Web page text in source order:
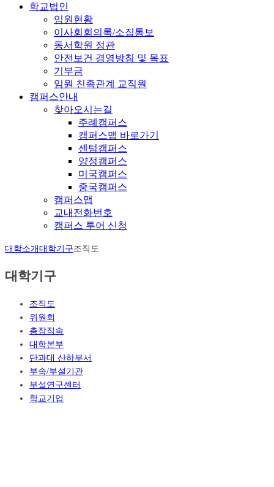
학교법인
임원현황
이사회회의록/소집통보
동서학원 정관
안전보건 경영방침 및 목표
기부금
임원 친족관계 교직원
캠퍼스안내
찾아오시는길
주례캠퍼스
캠퍼스맵 바로가기
센텀캠퍼스
양정캠퍼스
미국캠퍼스
중국캠퍼스
캠퍼스맵
교내전화번호
캠퍼스 투어 신청
대학소개 대학기구조직도
대학기구
조직도
위원회
총장직속
대학본부
단과대 산하부서
부속/부설기관
부설연구센터
학교기업